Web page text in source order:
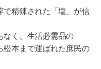
で精錬された「塩」が信
なく、生活必需品の
松本まで運ばれた庶民の